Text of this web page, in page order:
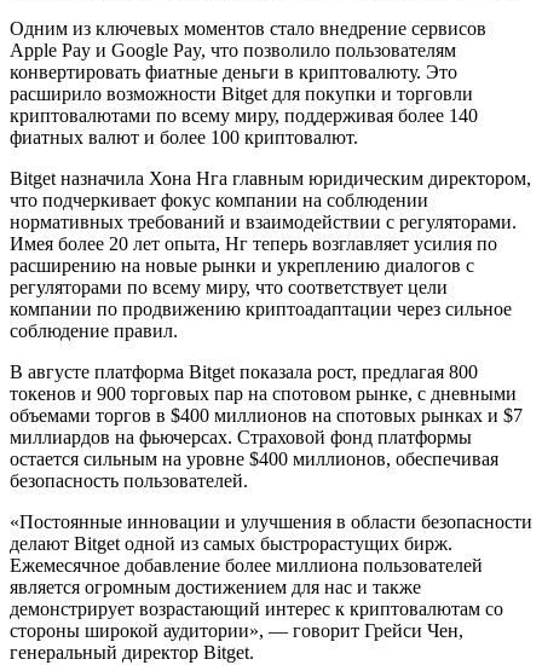
Одним из ключевых моментов стало внедрение сервисов
Apple Pay и Google Pay, что позволило пользователям
конвертировать фиатные деньги в криптовалюту. Это
расширило возможности Bitget для покупки и торговли
криптовалютами по всему миру, поддерживая более 140
фиатных валют и более 100 криптовалют.
Bitget назначила Хона Нга главным юридическим директором,
что подчеркивает фокус компании на соблюдении
нормативных требований и взаимодействии с регуляторами.
Имея более 20 лет опыта, Нг теперь возглавляет усилия по
расширению на новые рынки и укреплению диалогов с
регуляторами по всему миру, что соответствует цели
компании по продвижению криптоадаптации через сильное
соблюдение правил.
В августе платформа Bitget показала рост, предлагая 800
токенов и 900 торговых пар на спотовом рынке, с дневными
объемами торгов в $400 миллионов на спотовых рынках и $7
миллиардов на фьючерсах. Страховой фонд платформы
остается сильным на уровне $400 миллионов, обеспечивая
безопасность пользователей.
«Постоянные инновации и улучшения в области безопасности
делают Bitget одной из самых быстрорастущих бирж.
Ежемесячное добавление более миллиона пользователей
является огромным достижением для нас и также
демонстрирует возрастающий интерес к криптовалютам со
стороны широкой аудитории», — говорит Грейси Чен,
генеральный директор Bitget.